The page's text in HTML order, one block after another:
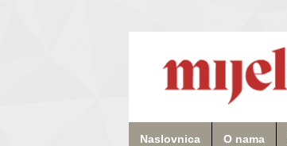
Naslovnica O nama